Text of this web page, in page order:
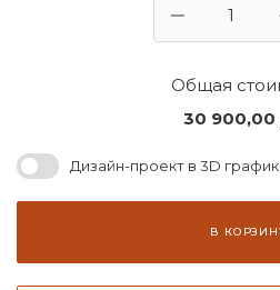
Общая
30 900,00
Дизайн-проект в 3D
В